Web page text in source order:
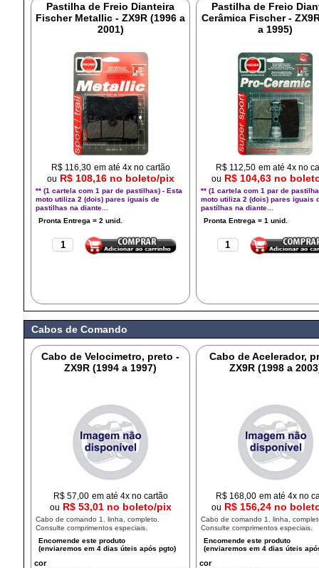
Pastilha de Freio Dianteira
Fischer Metallic - ZX9R (1996 a
2001)
R$ 116,30 em até 4x no cartão
ou R$ 108,16 no boleto/pix
** (1 cartela com 1 par de pastilhas) - Esta
moto utiliza 2 (dois) pares iguais de
pastilhas na diante...
Pastilha de Freio
Cerâmica Fischer -
a 1995)
R$ 112,50 em até 4x no
ou R$ 104,63 no
** (1 cartela com 1 par de
moto utiliza 2 (dois) pares iguais
pastilhas na diante...
Cabos de Comando
Cabo de Velocimetro, preto -
ZX9R (1994 a 1997)
R$ 57,00 em até 4x no cartão
ou R$ 53,01 no boleto/pix
Cabo de comando 1. linha, completo.
Consulte comprimentos especiais.
cor
Cabo de Acelerador,
ZX9R (1998 a
R$ 168,00 em até 4x no
ou R$ 156,24 no
Cabo de comando 1. linha,
Consulte comprimentos especiais.
cor